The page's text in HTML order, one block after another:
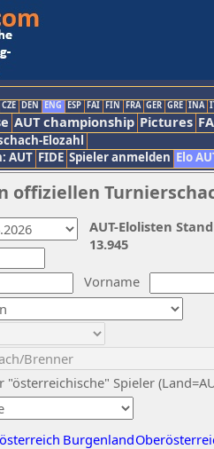
CZE DEN ENG ESP FAI FIN FRA GER GRE INA
AUT championship Pictures
Elozahl
AUT FIDE Spieler anmelden Elo
offiziellen
Vorname
"österreichische" Spieler
Burgenland
AUT-Elolisten
13.945